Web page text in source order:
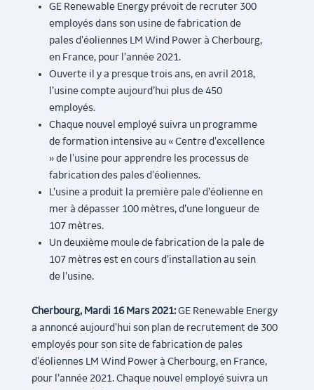
GE Renewable Energy prévoit de recruter 300
employés dans son usine de fabrication de
pales d'éoliennes LM Wind Power à Cherbourg,
en France, pour l’année 2021.
Ouverte il y a presque trois ans, en avril 2018,
l’usine compte aujourd’hui plus de 450
employés.
Chaque nouvel employé suivra un programme
de formation intensive au « Centre d'excellence
» de l'usine pour apprendre les processus de
fabrication des pales d'éoliennes.
L’usine a produit la première pale d’éolienne en
mer à dépasser 100 mètres, d’une longueur de
107 mètres.
Un deuxième moule de fabrication de la pale de
107 mètres est en cours d’installation au sein
de l’usine.
Cherbourg, Mardi 16 Mars 2021:GE Renewable Energy
a annoncé aujourd'hui son plan de recrutement de 300
employés pour son site de fabrication de pales
d'éoliennes LM Wind Power à Cherbourg, en France,
pour l’année 2021. Chaque nouvel employé suivra un